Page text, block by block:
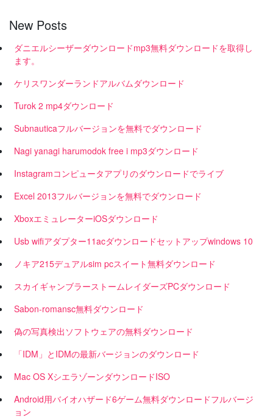
New Posts
ダニエルシーザーダウンロードmp3無料ダウンロードを取得し
ます。
ケリスワンダーランドアルバムダウンロード
Turok 2 mp4ダウンロード
Subnauticaフルバージョンを無料でダウンロード
Nagi yanagi harumodok free i mp3ダウンロード
Instagramコンピュータアプリのダウンロードでライブ
Excel 2013フルバージョンを無料でダウンロード
XboxエミュレーターiOSダウンロード
Usb wifiアダプター11acダウンロードセットアップwindows 10
ノキア215デュアルsim pcスイート無料ダウンロード
スカイギャンブラーストームレイダーズPCダウンロード
Sabon-romansc無料ダウンロード
偽の写真検出ソフトウェアの無料ダウンロード
「IDM」とIDMの最新バージョンのダウンロード
Mac OS XシエラゾーンダウンロードISO
Android用バイオハザード6ゲーム無料ダウンロードフルバージ
ョン